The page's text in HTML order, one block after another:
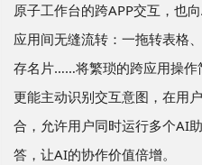
原子工作台的跨APP交互，也
应用间无缝流转：一拖转表格
存名片……将繁琐的跨应用操作
更能主动识别交互意图，在用
合，允许用户同时运行多个AI
答，让AI的协作价值倍增。